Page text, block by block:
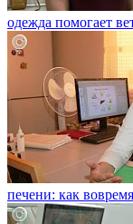
одежда помогает
печени: как